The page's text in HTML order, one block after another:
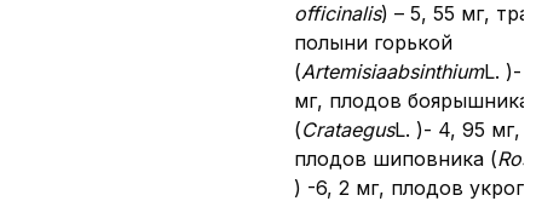
officinalis) – 5, 55 мг,
полыни горькой
(ArtemisiaabsinthiumL. )-
мг, плодов боярышника
(CrataegusL. )- 4, 95 мг,
плодов шиповника (Rosa
) -6, 2 мг, плодов укропа